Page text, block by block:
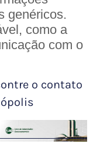
genéricos.
como a
com o
o contato